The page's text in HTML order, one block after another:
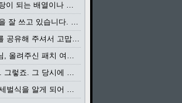
신세벌식 P2의 바탕이 되는 배열이나 주요 기능...
신세벌식 P2 자판을 잘 쓰고 있습니다. 쓰기 편리...
좋은 정보와 자료를 공유해 주셔서 고맙습니다....
안녕하세요. 팥알님, 올려주신 패치 여러모로 감사...
최신표준타자교본. 그렇죠. 그 당시에 최신 표준...
반갑습니다. 제가 세벌식을 알게 되어 세벌식 써...